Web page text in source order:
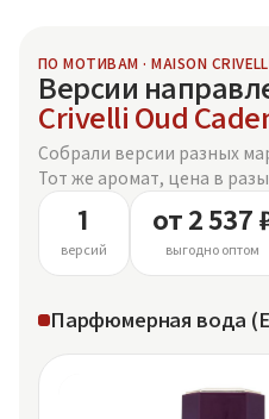
ПО МОТИВАМ · MAISON
Версии
Crivelli Oud
Собрали версии разных
Тот же аромат, цена в
1
версий
от 2 537
выгодно оптом
Парфюмерная вода